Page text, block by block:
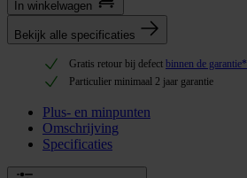
In winkel­wagen
Bekijk alle specificaties
Gratis retour bij defect binnen de garantie*
Particulier minimaal 2 jaar garantie
Plus- en minpunten
Omschrijving
Specificaties